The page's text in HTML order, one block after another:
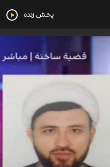
پخش زنده